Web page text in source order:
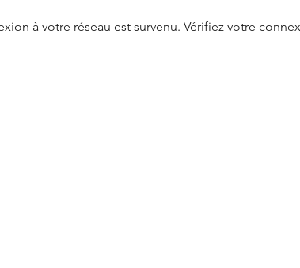
à votre réseau est survenu. Vérifiez votre